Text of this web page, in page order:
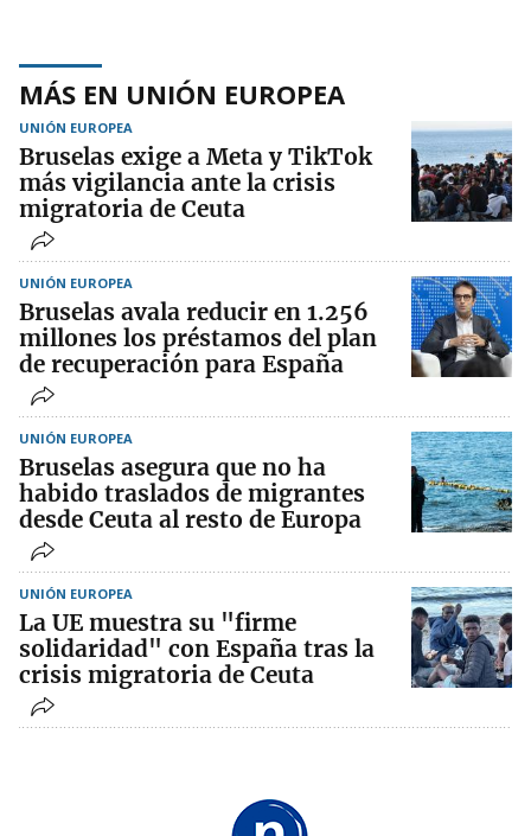
MÁS EN UNIÓN EUROPEA
UNIÓN EUROPEA
Bruselas exige a Meta y TikTok
más vigilancia ante la crisis
migratoria de Ceuta
UNIÓN EUROPEA
Bruselas avala reducir en 1.256
millones los préstamos del plan
de recuperación para España
UNIÓN EUROPEA
Bruselas asegura que no ha
habido traslados de migrantes
desde Ceuta al resto de Europa
UNIÓN EUROPEA
La UE muestra su "firme
solidaridad" con España tras la
crisis migratoria de Ceuta